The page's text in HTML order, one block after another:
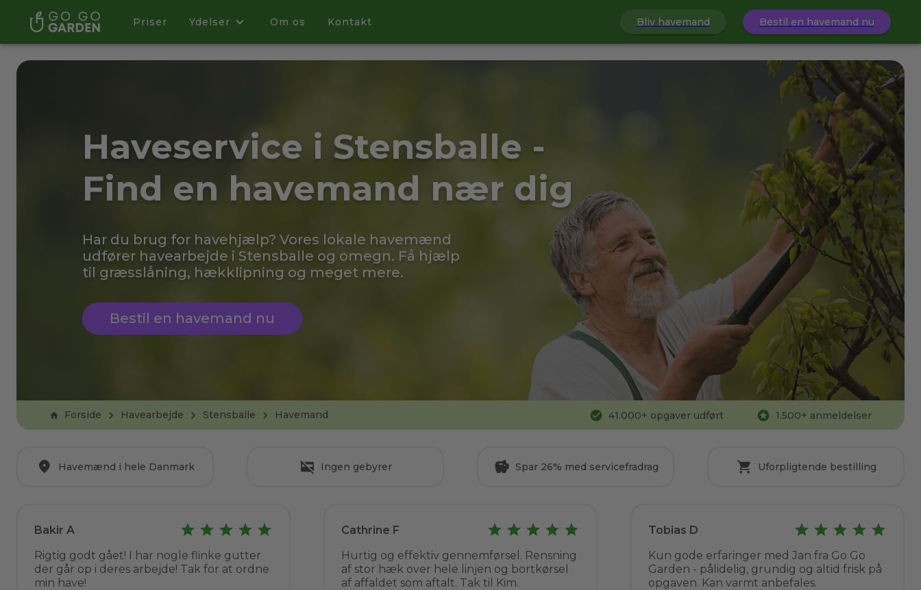
Priser Ydelser Om os Kontakt Bliv havemand Bestil en havemand nu
Haveservice i Stensballe -
Find en havemand nær dig
Har du brug for havehjælp? Vores lokale havemænd
udfører havearbejde i Stensballe og omegn. Få hjælp
til græsslåning, hækklipning og meget mere.
Bestil en havemand nu
Forside Havearbejde Stensballe Havemand 41.000+ opgaver udført 1.500+ anmeldelser
Havemænd i hele Danmark Ingen gebyrer Spar 26% med servicefradrag Uforpligtende bestilling
Bakir A
Rigtig godt gået! I har nogle flinke gutter
der går op i deres arbejde! Tak for at ordne
min have!
Cathrine F
Hurtig og effektiv gennemførsel. Rensning
af stor hæk over hele linjen og bortkørsel
af affaldet som aftalt. Tak til Kim.
Tobias D
Kun gode erfaringer med Jan fra Go Go
Garden - pålidelig, grundig og altid frisk på
opgaven. Kan varmt anbefales.